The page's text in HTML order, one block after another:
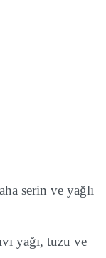
serin ve yağlı
yağı, tuzu ve